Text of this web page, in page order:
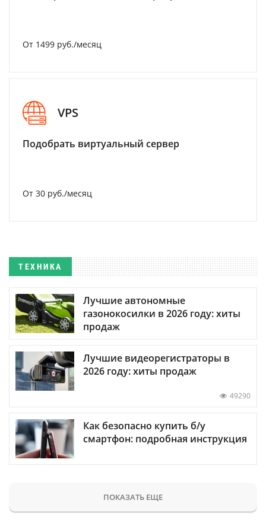
От 1499 руб./месяц
VPS
Подобрать виртуальный сервер
От 30 руб./месяц
ТЕХНИКА
Лучшие автономные
газонокосилки в 2026 году: хиты
продаж
Лучшие видеорегистраторы в
2026 году: хиты продаж
49290
Как безопасно купить б/у
смартфон: подробная инструкция
ПОКАЗАТЬ ЕЩЕ